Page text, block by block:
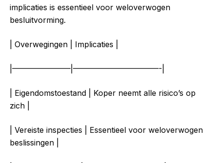
implicaties is essentieel voor weloverwogen
besluitvorming.
| Overwegingen | Implicaties |
|———————–|———————————-|
| Eigendomstoestand | Koper neemt alle risico’s op
zich |
| Vereiste inspecties | Essentieel voor weloverwogen
beslissingen |